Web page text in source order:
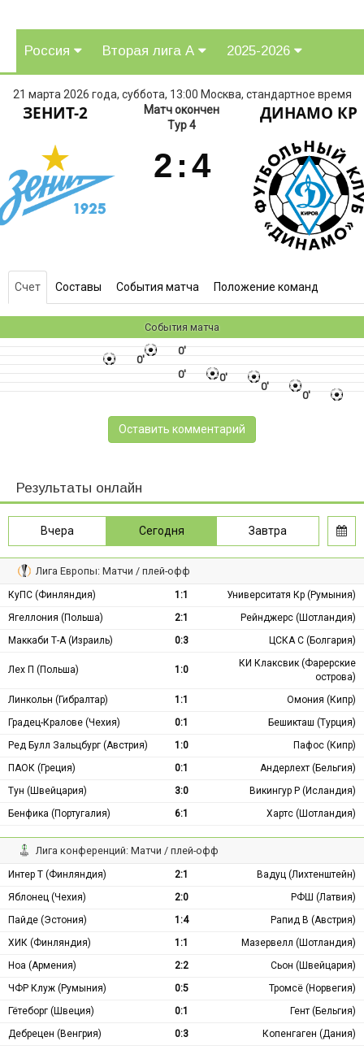
Россия Вторая лига А 2025-2026
21 марта 2026 года, суббота, 13:00 Москва, стандартное время
ЗЕНИТ-2
Матч окончен
Тур 4
2 :4
ДИНАМО КР
Счет Составы События матча Положение команд
События матча
0'
0'
0'
0'
0'
0'
Оставить комментарий
Результаты онлайн
Вчера Сегодня Завтра
Лига Европы: Матчи / плей-офф
КуПС (Финляндия) 1:1
Университатя Кр (Румыния)
Ягеллония (Польша)
2:1
Рейнджерс (Шотландия)
Маккаби Т-А (Израиль)
0:3 ЦСКА С (Болгария)
Лех П (Польша) 1:0
КИ Клаксвик (Фарерские
острова)
Линкольн (Гибралтар)
1:1
Омония (Кипр)
Градец-Кралове (Чехия)
0:1
Бешикташ (Турция)
Ред Булл Зальцбург (Австрия)
1:0
Пафос (Кипр)
ПАОК (Греция)
0:1
Андерлехт (Бельгия)
Тун (Швейцария)
3:0
Викингур Р (Исландия)
Бенфика (Португалия)
6:1 Хартс (Шотландия)
Лига конференций: Матчи / плей-офф
Интер Т (Финляндия) 2:1
Вадуц (Лихтенштейн)
Яблонец (Чехия)
2:0
РФШ (Латвия)
Пайде (Эстония)
1:4
Рапид В (Австрия)
ХИК (Финляндия)
1:1
Мазервелл (Шотландия)
Ноа (Армения)
2:2
Сьон (Швейцария)
ЧФР Клуж (Румыния)
0:5
Тромсё (Норвегия)
Гётеборг (Швеция)
0:1
Гент (Бельгия)
Дебрецен (Венгрия)
0:3
Копенгаген (Дания)